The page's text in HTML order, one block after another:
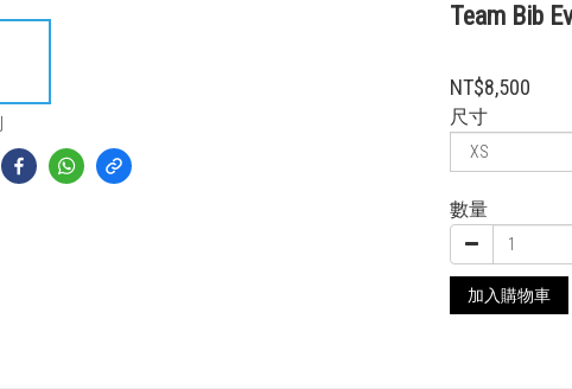
Team Bib
NT$8,500
尺寸
數量
加入購物車